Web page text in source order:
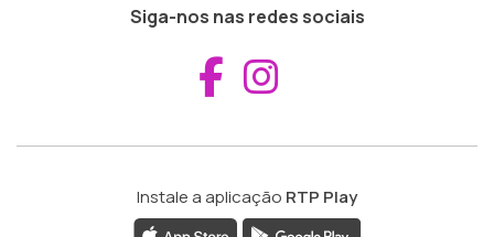
Siga-nos nas redes sociais
Aceder ao
Instale a aplicação RTP Play